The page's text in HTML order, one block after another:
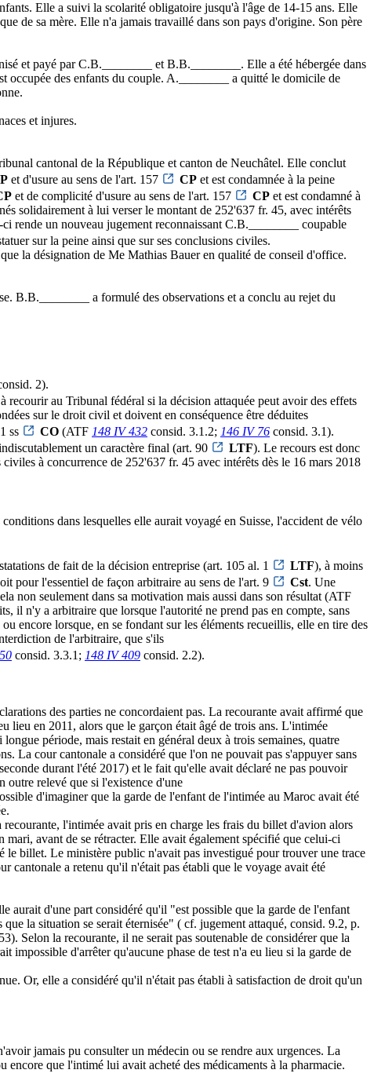
Elle a suivi la scolarité obligatoire jusqu'à l'âge de 14-15 ans. Elle
de sa mère. Elle n'a jamais travaillé dans son pays d'origine. Son père
et payé par C.B.________ et B.B.________. Elle a été hébergée dans
occupée des enfants du couple. A.________ a quitté le domicile de
et injures.
cantonal de la République et canton de Neuchâtel. Elle conclut
et d'usure au sens de l'art. 157 CP et est condamnée à la peine
et de complicité d'usure au sens de l'art. 157 CP et est condamné à
solidairement à lui verser le montant de 252'637 fr. 45, avec intérêts
rende un nouveau jugement reconnaissant C.B.________ coupable
sur la peine ainsi que sur ses conclusions civiles.
la désignation de Me Mathias Bauer en qualité de conseil d'office.
B.B.________ a formulé des observations et a conclu au rejet du
2).
recourir au Tribunal fédéral si la décision attaquée peut avoir des effets
sur le droit civil et doivent en conséquence être déduites
ss
CO (ATF 148 IV 432 consid. 3.1.2; 146 IV 76 consid. 3.1).
un caractère final (art. 90 LTF). Le recours est donc
à concurrence de 252'637 fr. 45 avec intérêts dès le 16 mars 2018
dans lesquelles elle aurait voyagé en Suisse, l'accident de vélo
de fait de la décision entreprise (art. 105 al. 1 LTF), à moins
pour l'essentiel de façon arbitraire au sens de l'art. 9 Cst. Une
non seulement dans sa motivation mais aussi dans son résultat (ATF
il n'y a arbitraire que lorsque l'autorité ne prend pas en compte, sans
encore lorsque, en se fondant sur les éléments recueillis, elle en tire des
de l'arbitraire, que s'ils
consid. 3.3.1; 148 IV 409 consid. 2.2).
des parties ne concordaient pas. La recourante avait affirmé que
lieu en 2011, alors que le garçon était âgé de trois ans. L'intimée
période, mais restait en général deux à trois semaines, quatre
La cour cantonale a considéré que l'on ne pouvait pas s'appuyer sans
durant l'été 2017) et le fait qu'elle avait déclaré ne pas pouvoir
outre relevé que si l'existence d'une
d'imaginer que la garde de l'enfant de l'intimée au Maroc avait été
l'intimée avait pris en charge les frais du billet d'avion alors
avant de se rétracter. Elle avait également spécifié que celui-ci
billet. Le ministère public n'avait pas investigué pour trouver une trace
cantonale a retenu qu'il n'était pas établi que le voyage avait été
aurait d'une part considéré qu'il "est possible que la garde de l'enfant
la situation se serait éternisée" ( cf. jugement attaqué, consid. 9.2, p.
Selon la recourante, il ne serait pas soutenable de considérer que la
impossible d'arrêter qu'aucune phase de test n'a eu lieu si la garde de
Or, elle a considéré qu'il n'était pas établi à satisfaction de droit qu'un
jamais pu consulter un médecin ou se rendre aux urgences. La
que l'intimé lui avait acheté des médicaments à la pharmacie.